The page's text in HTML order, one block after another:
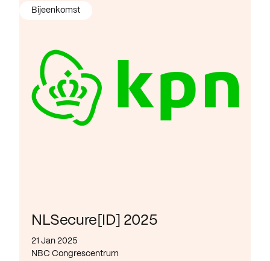
NLSecure[ID] 2025
21 Jan 2025
NBC Congrescentrum
Bijeenkomst